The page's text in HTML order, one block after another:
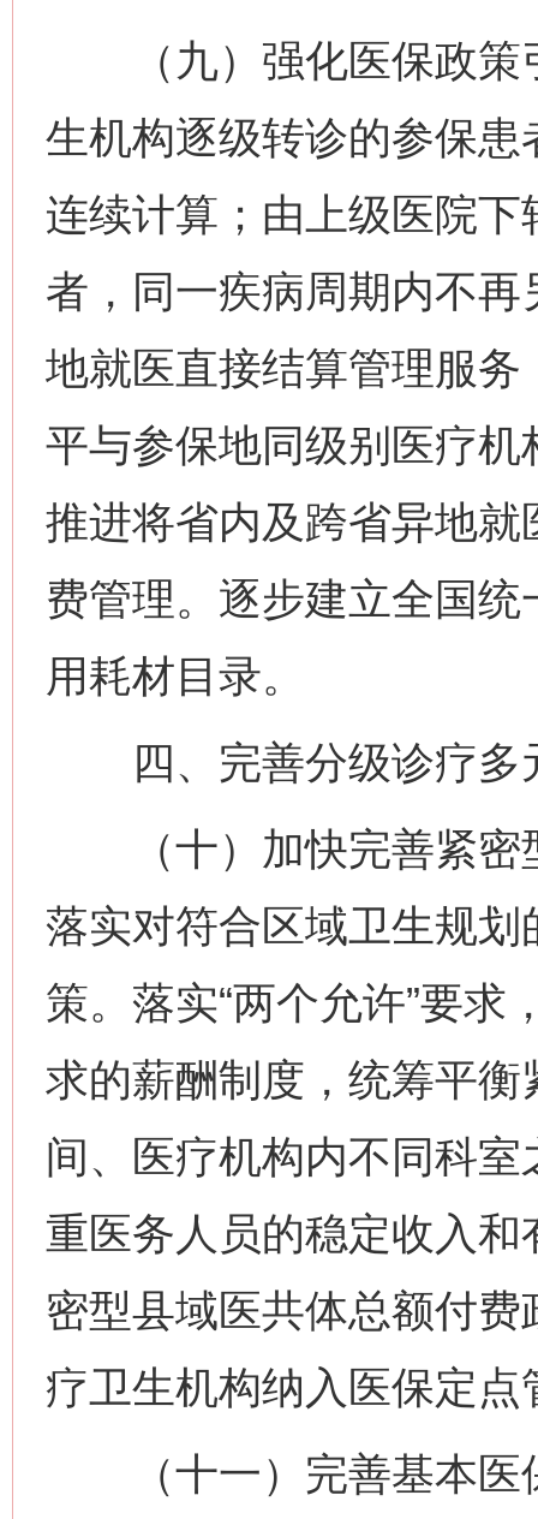
（九）强化医保政策
生机构逐级转诊的参保
连续计算；由上级医院
者，同一疾病周期内不
地就医直接结算管理服
平与参保地同级别医疗
推进将省内及跨省异地
费管理。逐步建立全国
用耗材目录。
四、完善分级诊疗多
（十）加快完善紧密
落实对符合区域卫生规
策。落实“两个允许”要
求的薪酬制度，统筹平
间、医疗机构内不同科
重医务人员的稳定收入
密型县域医共体总额付
疗卫生机构纳入医保定点
（十一）完善基本医